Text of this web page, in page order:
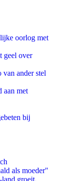
oorlog met
geel over
ander stel
aan met
bij
als moeder"
groeit,